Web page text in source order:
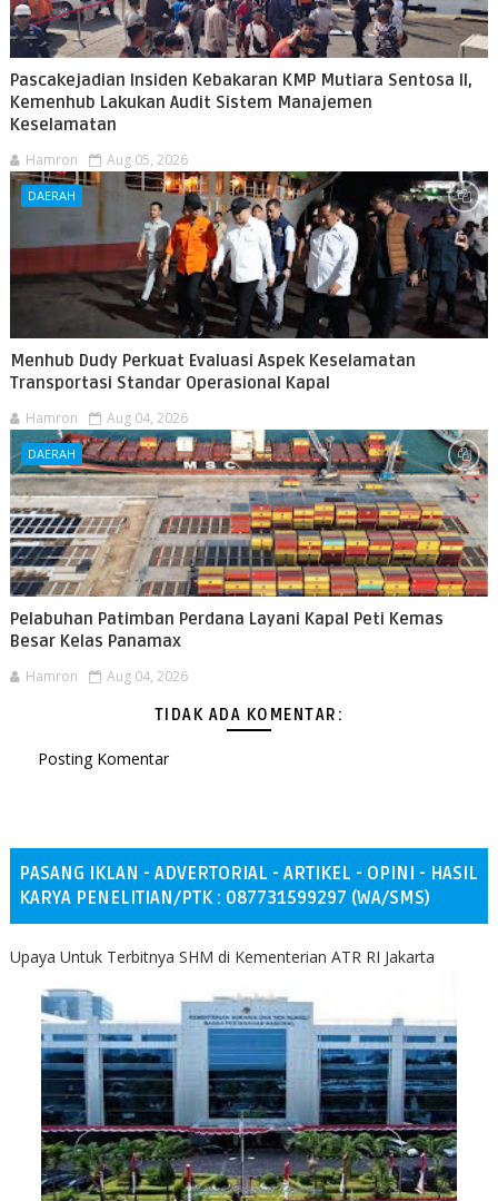
Pascakejadian Insiden Kebakaran KMP Mutiara Sentosa II,
Kemenhub Lakukan Audit Sistem Manajemen
Keselamatan
Hamron Aug 05, 2026
DAERAH
Menhub Dudy Perkuat Evaluasi Aspek Keselamatan
Transportasi Standar Operasional Kapal
Hamron Aug 04, 2026
DAERAH
Pelabuhan Patimban Perdana Layani Kapal Peti Kemas
Besar Kelas Panamax
Hamron Aug 04, 2026
TIDAK ADA KOMENTAR:
Posting Komentar
PASANG IKLAN - ADVERTORIAL - ARTIKEL - OPINI - HASIL
KARYA PENELITIAN/PTK : 087731599297 (WA/SMS)
Upaya Untuk Terbitnya SHM di Kementerian ATR RI Jakarta